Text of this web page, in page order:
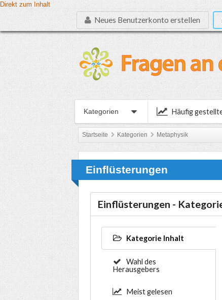
Direkt zum Inhalt
Neues Benutzerkonto erstellen
Kategorien Häufig
Startseite Kategorien Metaphysik
Einflüsterungen
Einflüsterungen -
Kategorie Inhalt
Wahl des
Herausgebers
Meist gelesen